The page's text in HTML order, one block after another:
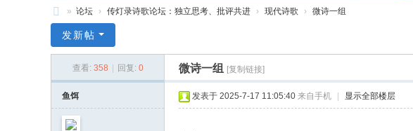
灯
» 论坛 › 传灯录诗歌论坛：独立思考、批评共进 › 现代诗歌 › 微诗一组
发新帖
查看: 358 回复: 0 微诗一组 [复制链接]
鱼饵 发表于 2025-7-17 11:05:40 来自手机 显示全部楼层